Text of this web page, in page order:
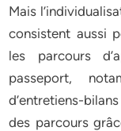
Mais
consistent aussi
les parcours
passeport,
d’entretiens-
des parcours